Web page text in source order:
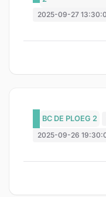
2025-09-27
BC DE PLOEG 2
2025-09-26